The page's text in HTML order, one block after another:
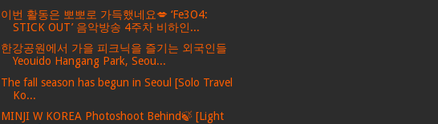
이번 활동은 뽀뽀로 가득했네요💋 ‘Fe3O4:
STICK OUT’ 음악방송 4주차 비하인...
한강공원에서 가을 피크닉을 즐기는 외국인들
Yeouido Hangang Park, Seou...
The fall season has begun in Seoul [Solo Travel
Ko...
MINJI W KOREA Photoshoot Behind🍃 [Light